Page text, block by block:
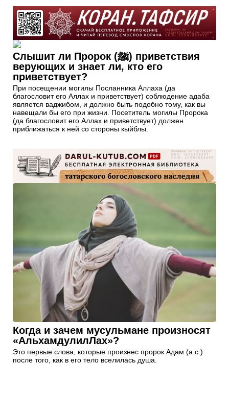
Слышит ли Пророк (ﷺ) приветствия
верующих и знает ли, кто его
приветствует?
При посещении могилы Посланника Аллаха (да
благословит его Аллах и приветствует) соблюдение адаба
является ваджибом, и должно быть подобно тому, как вы
навещали бы его при жизни. Посетитель могилы Пророка
(да благословит его Аллах и приветствует) должен
приближаться к ней со стороны кыйблы.
Когда и зачем мусульмане произносят
«АльхамдулилЛах»?
Это первые слова, которые произнес пророк Адам (а.с.)
после того, как в его тело вселилась душа.